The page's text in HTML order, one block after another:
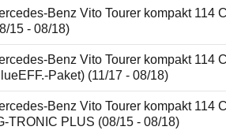
Benz Vito Tourer kompakt 114
15 - 08/18)
Benz Vito Tourer kompakt 114
Paket) (11/17 - 08/18)
Benz Vito Tourer kompakt 114
TRONIC PLUS (08/15 - 08/18)